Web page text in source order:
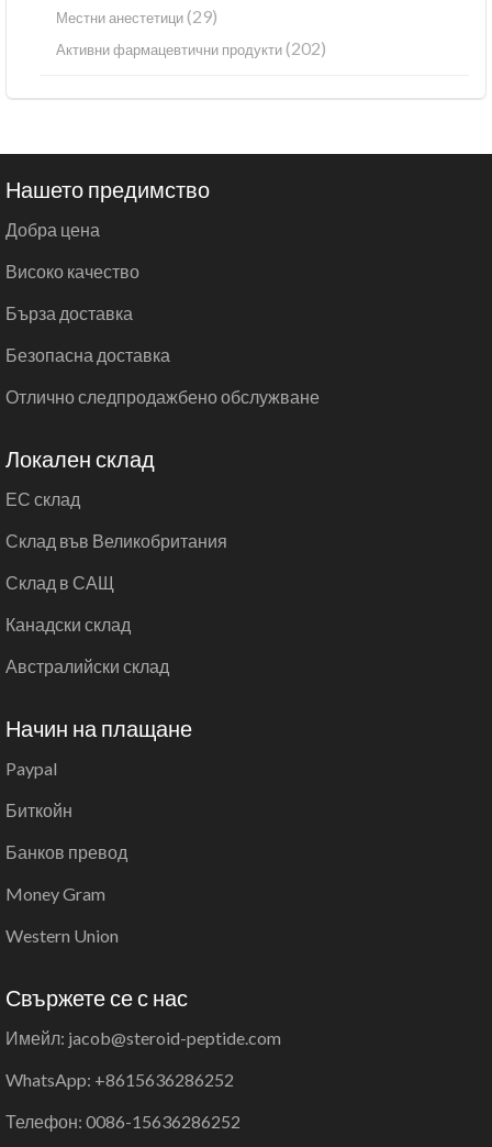
Местни анестетици(29)
Активни фармацевтични продукти(202)
Нашето предимство
Добра цена
Високо качество
Бърза доставка
Безопасна доставка
Отлично следпродажбено обслужване
Локален склад
ЕС склад
Склад във Великобритания
Склад в САЩ
Канадски склад
Австралийски склад
Начин на плащане
Paypal
Биткойн
Банков превод
Money Gram
Western Union
Свържете се с нас
Имейл: jacob@steroid-peptide.com
WhatsApp: +8615636286252
Телефон: 0086-15636286252